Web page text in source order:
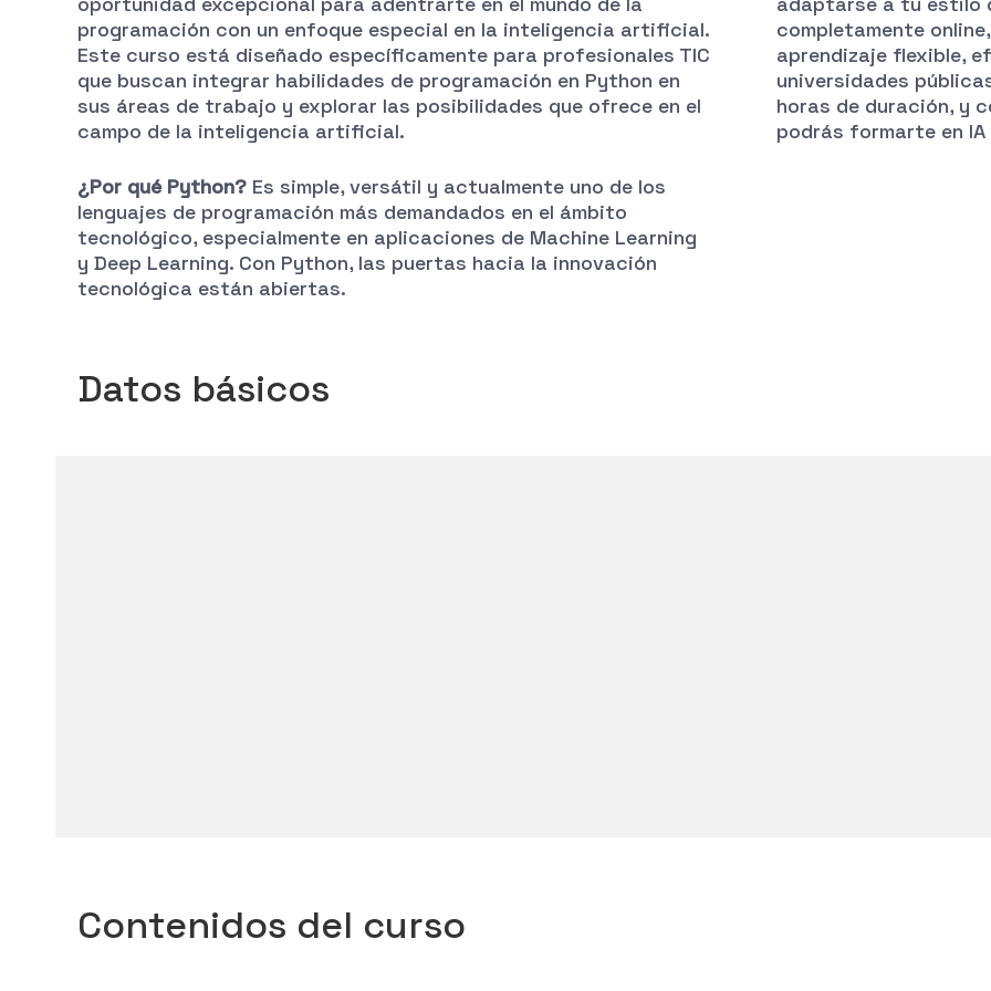
programación con un enfoque especial en la inteligencia artificial.
Este curso está diseñado específicamente para profesionales TIC
que buscan integrar habilidades de programación en Python en
sus áreas de trabajo y explorar las posibilidades que ofrece en el
campo de la inteligencia artificial.
¿Por qué Python? Es simple, versátil y actualmente uno de los
lenguajes de programación más demandados en el ámbito
tecnológico, especialmente en aplicaciones de Machine Learning
y Deep Learning. Con Python, las puertas hacia la innovación
tecnológica están abiertas.
completamente
aprendizaje flexible,
universidades
horas de duración, y
podrás formarte en
Datos básicos
Contenidos del curso